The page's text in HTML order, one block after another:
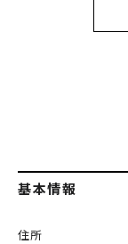
基本情報
住所